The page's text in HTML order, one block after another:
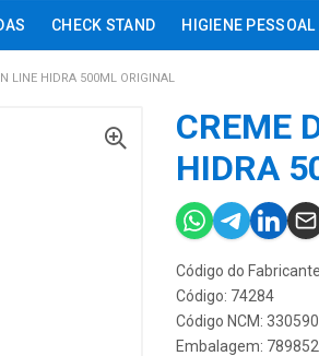
CHECK STAND HIGIENE PESSOAL
LINE HIDRA 500ML ORIGINAL
CREME
HIDRA
Código do
Código: 74284
Código NCM:
Embalagem: